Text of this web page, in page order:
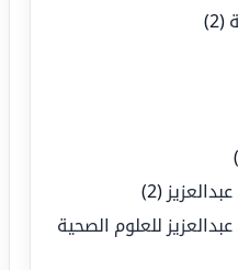
(2)
(2)
للعلوم الصحية